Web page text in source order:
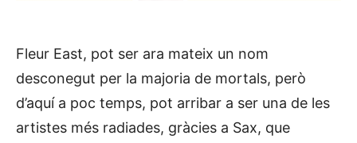
Fleur East, pot ser ara mateix un nom
desconegut per la majoria de mortals, però
d’aquí a poc temps, pot arribar a ser una de les
artistes més radiades, gràcies a Sax, que